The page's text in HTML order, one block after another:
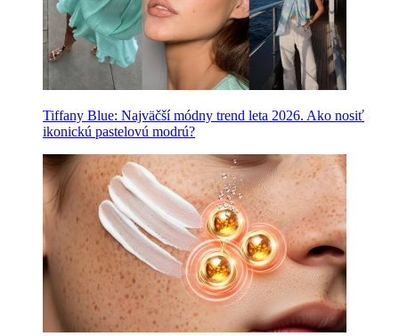
Tiffany Blue: Najväčší módny trend leta 2026. Ako nosiť
ikonickú pastelovú modrú?